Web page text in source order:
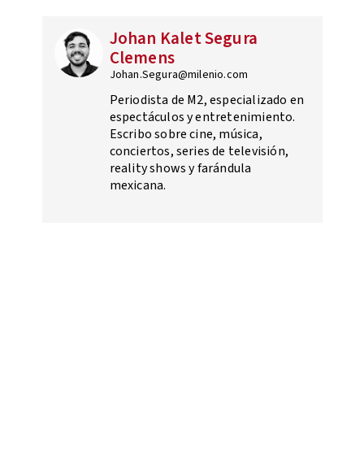
Johan Kalet Segura
Clemens
Johan.Segura@milenio.com
Periodista de M2, especializado en
espectáculos y entretenimiento.
Escribo sobre cine, música,
conciertos, series de televisión,
reality shows y farándula
mexicana.